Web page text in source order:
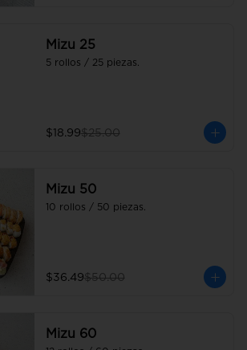
Mizu 25
5 rollos / 25 piezas.
$18.99$25.00
Mizu 50
10 rollos / 50 piezas.
$36.49$50.00
Mizu 60